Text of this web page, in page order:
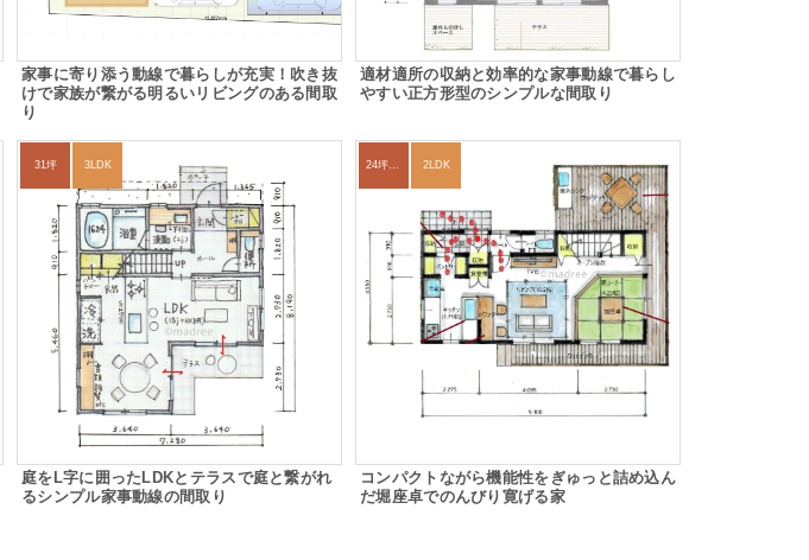
家事に寄り添う動線で暮らしが充実！吹き抜
けで家族が繋がる明るいリビングのある間取
り
適材適所の収納と効率的な家事動線で暮らし
やすい正方形型のシンプルな間取り
31坪 3LDK
庭をL字に囲ったLDKとテラスで庭と繋がれ
るシンプル家事動線の間取り
24坪～27坪 2LDK
コンパクトながら機能性をぎゅっと詰め込ん
だ堀座卓でのんびり寛げる家